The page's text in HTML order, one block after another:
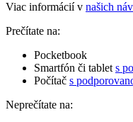
Viac informácií v našich
Prečítate na:
Pocketbook
Smartfón či tablet s
Počítač s
Neprečítate na: